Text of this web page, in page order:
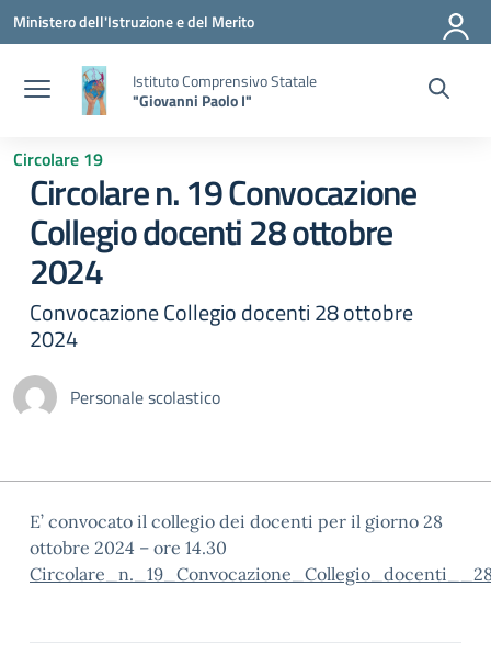
Vai ai contenuti
Vai al menu di navigazione
Vai al footer
Ministero dell'Istruzione e del Merito
Istituto Comprensivo Statale
"Giovanni Paolo I"
Circolare 19
Circolare n. 19 Convocazione
Collegio docenti 28 ottobre
2024
Convocazione Collegio docenti 28 ottobre
2024
Personale scolastico
E’ convocato il collegio dei docenti per il giorno 28
ottobre 2024 – ore 14.30